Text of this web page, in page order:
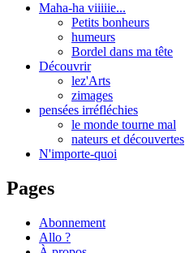
Maha-ha viiiiie...
Petits bonheurs
humeurs
Bordel dans ma tête
Découvrir
lez'Arts
zimages
pensées irréfléchies
le monde tourne mal
nateurs et découvertes
N'importe-quoi
Pages
Abonnement
Allo ?